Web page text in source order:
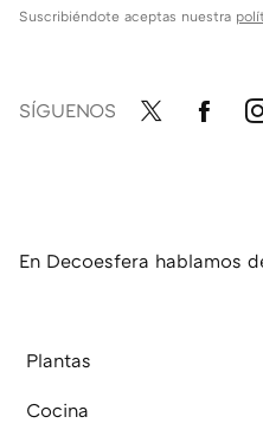
Suscribiéndote aceptas nuestra
SÍGUENOS
En Decoesfera hablamos
Plantas
Cocina